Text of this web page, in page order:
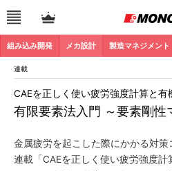
組み込み開発 メカ設計 製造マネジメント
連載
有限要素法入門 ～要素剛性
CAEを正しく使い疲労強度計算と有
金属疲労を起こした際にかかる対策
連載「CAEを正しく使い疲労強度